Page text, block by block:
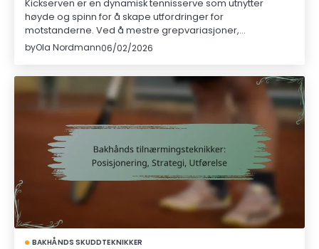
Kickserven er en dynamisk tennisserve som utnytter
høyde og spinn for å skape utfordringer for
motstanderne. Ved å mestre grepvariasjoner,…
byOla Nordmann06/02/2026
BAKHÅNDS SKUDDTEKNIKKER